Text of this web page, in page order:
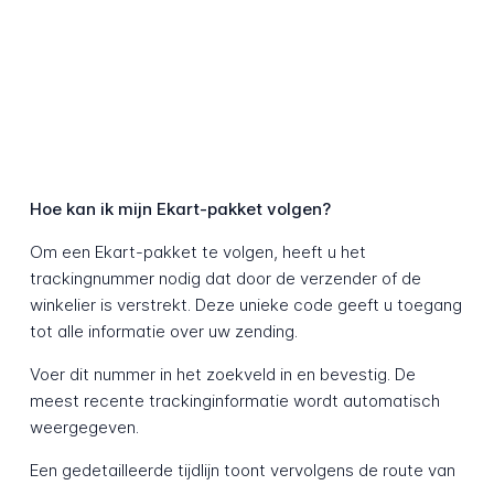
Hoe kan ik mijn Ekart-pakket volgen?
Om een Ekart-pakket te volgen, heeft u het
trackingnummer nodig dat door de verzender of de
winkelier is verstrekt. Deze unieke code geeft u toegang
tot alle informatie over uw zending.
Voer dit nummer in het zoekveld in en bevestig. De
meest recente trackinginformatie wordt automatisch
weergegeven.
Een gedetailleerde tijdlijn toont vervolgens de route van